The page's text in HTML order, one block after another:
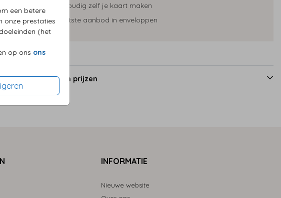
een betere
onze prestaties
(het
op ons ons
Eenvoudig zelf je kaart maken
Grootste aanbod in enveloppen
Formaten en prijzen
INFORMATIE
Nieuwe website